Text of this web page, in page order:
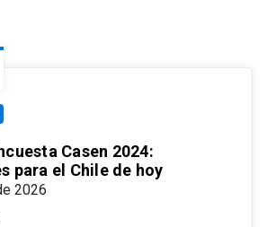
Casen 2024:
para el Chile de hoy
2026